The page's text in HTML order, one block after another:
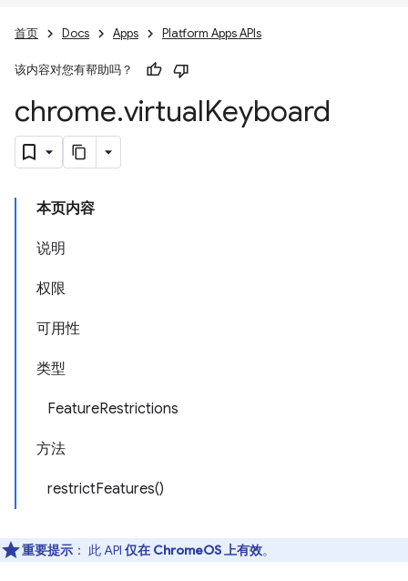
首页 Docs Apps Platform Apps APIs
该内容对您有帮助吗？
chrome.virtualKeyboard
本页内容
说明
权限
可用性
类型
FeatureRestrictions
方法
restrictFeatures()
重要提示 ： 此 API 仅在 ChromeOS 上有效。